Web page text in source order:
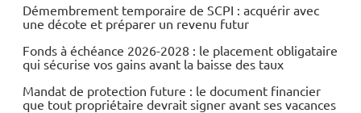
Démembrement temporaire de SCPI : acquérir avec
une décote et préparer un revenu futur
Fonds à échéance 2026-2028 : le placement obligataire
qui sécurise vos gains avant la baisse des taux
Mandat de protection future : le document financier
que tout propriétaire devrait signer avant ses vacances